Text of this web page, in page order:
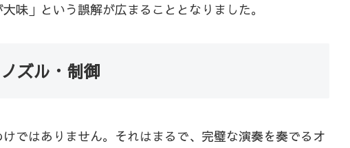
味」という誤解が広まることとなりました。
ズル・制御
ではありません。それはまるで、完璧な演奏を奏でるオ